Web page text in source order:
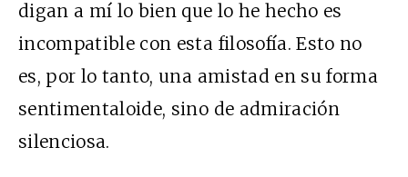
digan a mí lo bien que lo he hecho es
incompatible con esta filosofía. Esto no
es, por lo tanto, una amistad en su forma
sentimentaloide, sino de admiración
silenciosa.